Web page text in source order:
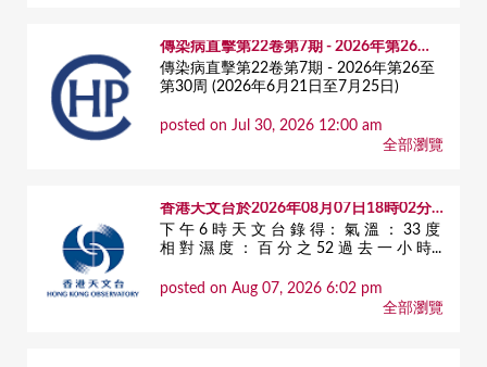
傳染病直擊第22卷第7期 - 2026年第26至第30周 (2026年6月21日至7月25日)
傳染病直擊第22卷第7期 - 2026年第26至
第30周 (2026年6月21日至7月25日)
posted on Jul 30, 2026 12:00 am
全部瀏覽
香港天文台於2026年08月07日18時02分發出之天氣報告
下 午 6 時 天 文 台 錄 得： 氣 溫 ： 33 度
相 對 濕 度 ： 百 分 之 52 過 去 一 小 時...
posted on Aug 07, 2026 6:02 pm
全部瀏覽